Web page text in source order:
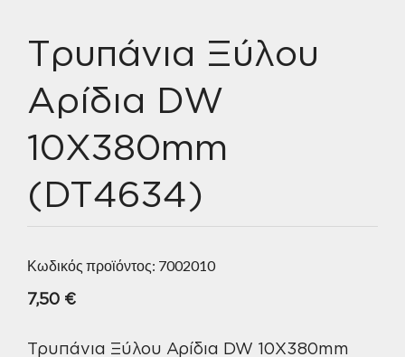
Τρυπάνια Ξύλου
Αρίδια DW
10X380mm
(DT4634)
Κωδικός προϊόντος: 7002010
7,50 €
Τρυπάνια Ξύλου Αρίδια DW 10X380mm